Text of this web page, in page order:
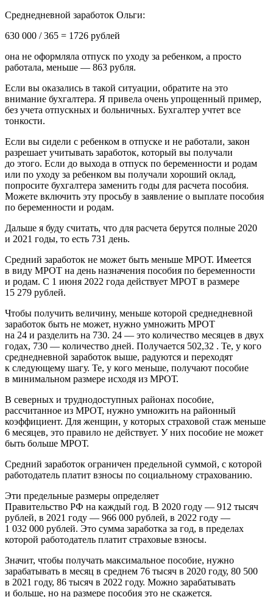
Среднедневной заработок Ольги:
630 000 / 365 = 1726 рублей
она не оформляла отпуск по уходу за ребенком, а просто
работала, меньше — 863 рубля.
Если вы оказались в такой ситуации, обратите на это
внимание бухгалтера. Я привела очень упрощенный пример,
без учета отпускных и больничных. Бухгалтер учтет все
тонкости.
Если вы сидели с ребенком в отпуске и не работали, закон
разрешает учитывать заработок, который вы получали
до этого. Если до выхода в отпуск по беременности и родам
или по уходу за ребенком вы получали хороший оклад,
попросите бухгалтера заменить годы для расчета пособия.
Можете включить эту просьбу в заявление о выплате пособия
по беременности и родам.
Дальше я буду считать, что для расчета берутся полные 2020
и 2021 годы, то есть 731 день.
Средний заработок не может быть меньше МРОТ. Имеется
в виду МРОТ на день назначения пособия по беременности
и родам. С 1 июня 2022 года действует МРОТ в размере
15 279 рублей.
Чтобы получить величину, меньше которой среднедневной
заработок быть не может, нужно умножить МРОТ
на 24 и разделить на 730. 24 — это количество месяцев в двух
годах, 730 — количество дней. Получается 502,32 . Те, у кого
среднедневной заработок выше, радуются и переходят
к следующему шагу. Те, у кого меньше, получают пособие
в минимальном размере исходя из МРОТ.
В северных и труднодоступных районах пособие,
рассчитанное из МРОТ, нужно умножить на районный
коэффициент. Для женщин, у которых страховой стаж меньше
6 месяцев, это правило не действует. У них пособие не может
быть больше МРОТ.
Средний заработок ограничен предельной суммой, с которой
работодатель платит взносы по социальному страхованию.
Эти предельные размеры определяет
Правительство РФ на каждый год. В 2020 году — 912 тысяч
рублей, в 2021 году — 966 000 рублей, в 2022 году —
1 032 000 рублей. Это сумма заработка за год, в пределах
которой работодатель платит страховые взносы.
Значит, чтобы получать максимальное пособие, нужно
зарабатывать в месяц в среднем 76 тысяч в 2020 году, 80 500
в 2021 году, 86 тысяч в 2022 году. Можно зарабатывать
и больше, но на размере пособия это не скажется.